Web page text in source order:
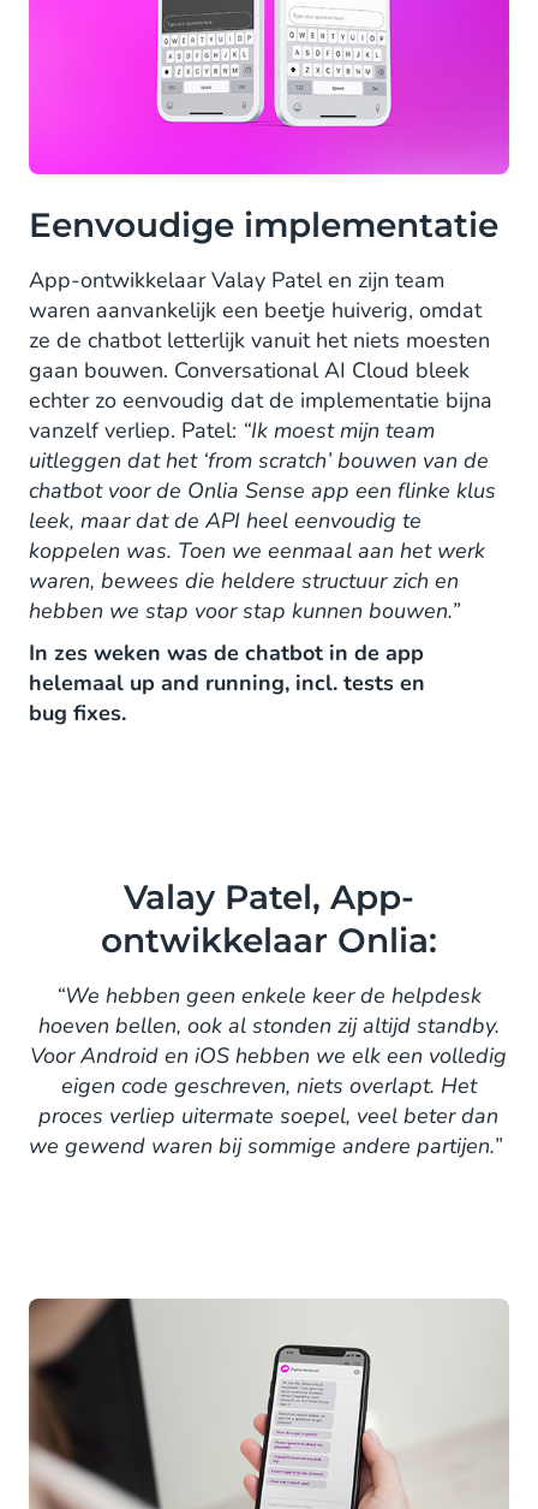
Eenvoudige implementatie
App-ontwikkelaar Valay Patel en zijn team
waren aanvankelijk een beetje huiverig, omdat
ze de chatbot letterlijk vanuit het niets moesten
gaan bouwen. Conversational AI Cloud bleek
echter zo eenvoudig dat de implementatie bijna
vanzelf verliep. Patel: “Ik moest mijn team
uitleggen dat het ‘from scratch’ bouwen van de
chatbot voor de Onlia Sense app een flinke klus
leek, maar dat de API heel eenvoudig te
koppelen was. Toen we eenmaal aan het werk
waren, bewees die heldere structuur zich en
hebben we stap voor stap kunnen bouwen.”
In zes weken was de chatbot in de app
helemaal up and running, incl. tests en
bug fixes.
Valay Patel, App-
ontwikkelaar Onlia:
“We hebben geen enkele keer de helpdesk
hoeven bellen, ook al stonden zij altijd standby.
Voor Android en iOS hebben we elk een volledig
eigen code geschreven, niets overlapt. Het
proces verliep uitermate soepel, veel beter dan
we gewend waren bij sommige andere partijen.”